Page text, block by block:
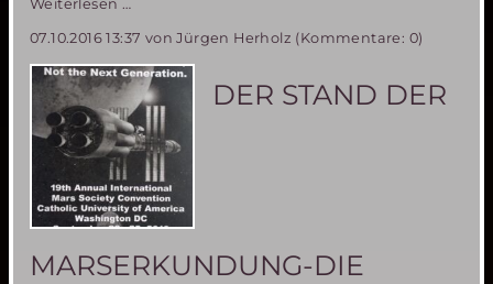
Weiterlesen …
„geht
in
die
Vollen“-1000
Menschen
auf
einmal
zum
Mars!
07.10.2016 13:37 von Jürgen Herholz (Kommentare: 0)
DER STAND DER
MARSERKUNDUNG-DIE